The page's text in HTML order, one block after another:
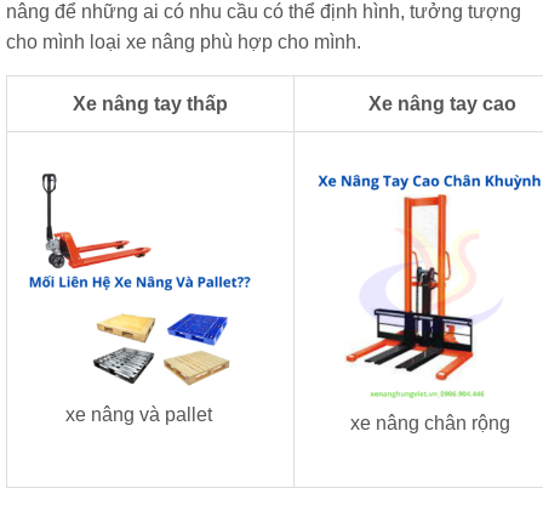
nâng để những ai có nhu cầu có thể định hình, tưởng tượng
cho mình loại xe nâng phù hợp cho mình.
Xe nâng tay thấp Xe nâng tay cao
xe nâng và pallet xe nâng chân rộng